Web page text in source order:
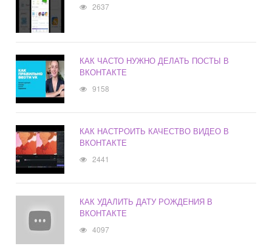
2637
КАК ЧАСТО НУЖНО ДЕЛАТЬ ПОСТЫ В
ВКОНТАКТЕ
9158
КАК НАСТРОИТЬ КАЧЕСТВО ВИДЕО В
ВКОНТАКТЕ
2441
КАК УДАЛИТЬ ДАТУ РОЖДЕНИЯ В
ВКОНТАКТЕ
4097